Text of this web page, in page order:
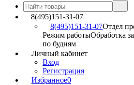
8(495)151-31-07
8(495)151-31-07Отдел
Режим работыОбработка
по будням
Личный кабинет
Вход
Регистрация
Избранное0